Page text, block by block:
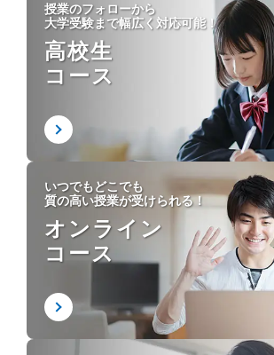
授業のフォローから
大学受験まで幅広く対応可能！
高校生
コース
いつでもどこでも
質の高い授業が受けられる！
オンライン
コース